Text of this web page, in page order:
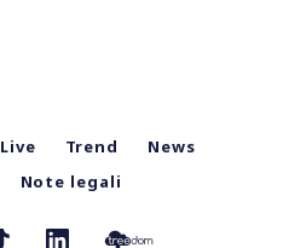
Live Trend
News
Note legali